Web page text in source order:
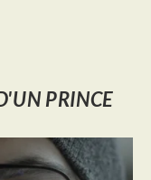
PRINCE